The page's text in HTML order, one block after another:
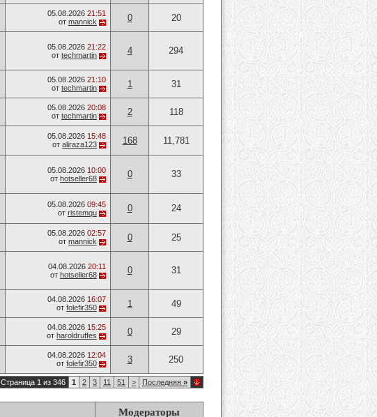
05.08.2026 21:51
от mannick 0 20
05.08.2026 21:22
от techmartin 4 294
05.08.2026 21:10
от techmartin 1 31
05.08.2026 20:08
от techmartin 2 118
05.08.2026 15:48
от aliraza123 168 11,781
05.08.2026 10:00
от hotseller68 0 33
05.08.2026 09:45
от ristemqu 0 24
05.08.2026 02:57
от mannick 0 25
04.08.2026 20:11
от hotseller68 0 31
04.08.2026 16:07
от folefir350 1 49
04.08.2026 15:25
от haroldruffes 0 29
04.08.2026 12:04
от folefir350 3 250
Страница 1 из 346 1 2 3 11 51 > Последняя »
Модераторы